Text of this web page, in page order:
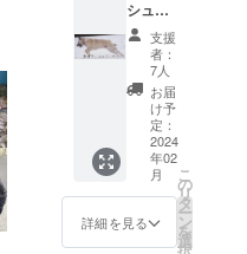
ナルト
リーツ
サポケ
ア 80g
【ク
リーム
チーズ
フレー
バー】
シュ
コー
ス】
30000
円 ●ご
支援金
すべて
を保護
犬シェ
ルター
「NYO
NYO
house
支援
者：
7人
お届
け予
定：
2024
年02
月
詳細を見る
こ
の
リ
タ
ー
ン
を
選